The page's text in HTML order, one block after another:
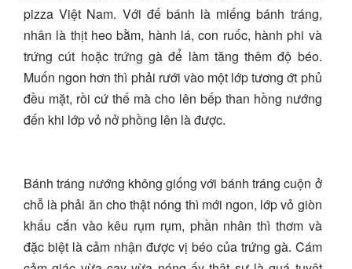
pizza Việt Nam. Với đế bánh là miếng bánh tráng,
nhân là thịt heo bằm, hành lá, con ruốc, hành phi và
trứng cút hoặc trứng gà để làm tăng thêm độ béo.
Muốn ngon hơn thì phải rưới vào một lớp tương ớt phủ
đều mặt, rồi cứ thế mà cho lên bếp than hồng nướng
đến khi lớp vỏ nở phồng lên là được.
Bánh tráng nướng không giống với bánh tráng cuộn ở
chỗ là phải ăn cho thật nóng thì mới ngon, lớp vỏ giòn
khấu cắn vào kêu rụm rụm, phần nhân thì thơm và
đặc biệt là cảm nhận được vị béo của trứng gà. Cám